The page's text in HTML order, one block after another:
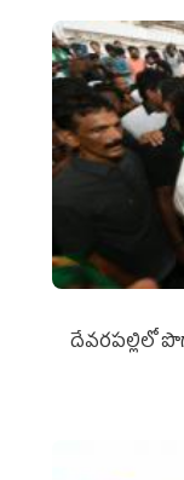
దేవరపల్లిలో